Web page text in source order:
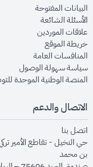
البيانات المفتوحةwindow
الأسئلة الشائعةwindow
علاقات الموردينwindow
خريطة الموقعwindow
المنافسات العامةwindow
سياسة سهولة الوصول
المنصة الوطنية الموحدة
الاتصال والدعم
اتصل بنا
حي النخيل - تقاطع الأمير
بن محمد